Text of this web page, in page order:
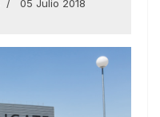
05 Julio 2018